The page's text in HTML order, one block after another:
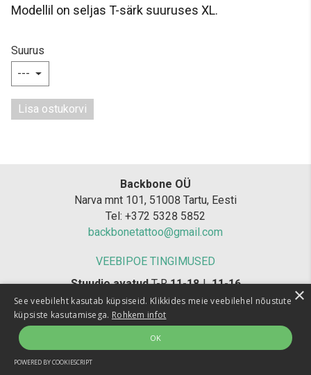
Modellil on seljas T-särk suuruses XL.
Suurus
Lisa ostukorvi
Backbone OÜ
Narva mnt 101, 51008 Tartu, Eesti
Tel: +372 5328 5852
backbonetattoo@gmail.com
VEEBIPOE TINGIMUSED
Stuudio avatudT-R11-18L11-16
Tätoveerijad konsulteerivad T-R12-16 ×
See veebileht kasutab küpsiseid. Klikkides meie veebilehel nõustute
küpsiste kasutamisega. Rohkem infot
OK
POWERED BY COOKIESCRIPT